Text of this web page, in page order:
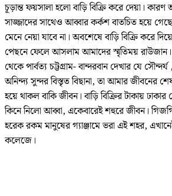
চূড়ান্ত ফয়সালা হলো বাড়ি বিক্রি করে দেয়া।
সাজ্জাদের সাথেও আব্বার কর্কশ বাতচিত হয়ে
মেনে নেয়া যাবে না। অবশেষে বাড়ি বিক্রি করে
পেছনে ফেলে আসলাম আমাদের স্মৃতিময় রাউজান।
থেকে পার্বত্য চট্টগ্রাম- বান্দরবান দেখার যে
অনিন্দ্য সুন্দর বিস্তৃত বিছানা, তা আমার জীবনের
হয়ে থাকল বাকি জীবন। বাড়ি বিক্রির টাকায় ঢাকার
কিনে নিলো আব্বা, একেবারেই শহুরে জীবন।
হরেক রকম মানুষের গ্যাঞ্জামে ভরা এই শহর,
কলেজে।